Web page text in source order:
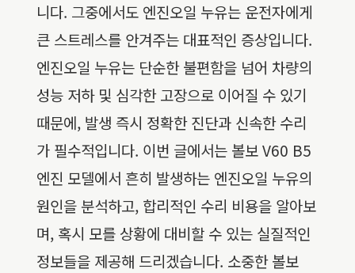
니다. 그중에서도 엔진오일 누유는 운전자에게
큰 스트레스를 안겨주는 대표적인 증상입니다.
엔진오일 누유는 단순한 불편함을 넘어 차량의
성능 저하 및 심각한 고장으로 이어질 수 있기
때문에, 발생 즉시 정확한 진단과 신속한 수리
가 필수적입니다. 이번 글에서는 볼보 V60 B5
엔진 모델에서 흔히 발생하는 엔진오일 누유의
원인을 분석하고, 합리적인 수리 비용을 알아보
며, 혹시 모를 상황에 대비할 수 있는 실질적인
정보들을 제공해 드리겠습니다. 소중한 볼보